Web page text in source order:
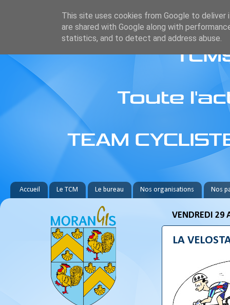
Accueil Le TCM Le bureau Nos organisations Nos
VENDREDI 29
LA
This site uses cookies from Google to deliver
are shared with Google along with
statistics, and to detect and address abuse.